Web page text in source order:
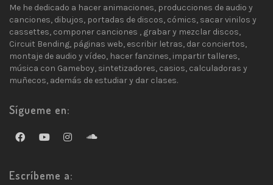
Me he dedicado a hacer animaciones, producciones de audio y
canciones, dibujos, portadas de discos, cómics, sacar vinilos y
cassettes, componer canciones , grabar y mezclar discos,
Circuit Bending, páginas web, escribir letras, dar conciertos,
montaje de audio y vídeo, hacer fanzines, impartir talleres,
música con Gameboy, sintetizadores, casios, calculadoras y
muñecos, además de estudiar y dar clases.
Sígueme en:
Escríbeme a: